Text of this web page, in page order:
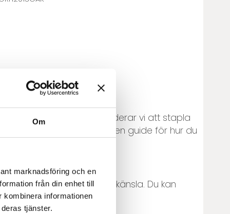
Om
marknadsföring och en
från din enhet till
informationen
tjänster.
utrymmet rekommenderar vi att stapla
PAX-stommar.
Här finns en guide för hur du
en exklusivt platsbyggd känsla. Du kan